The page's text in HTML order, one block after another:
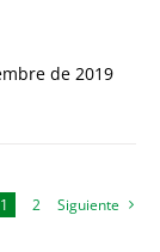
de 2019
1 2 Siguiente